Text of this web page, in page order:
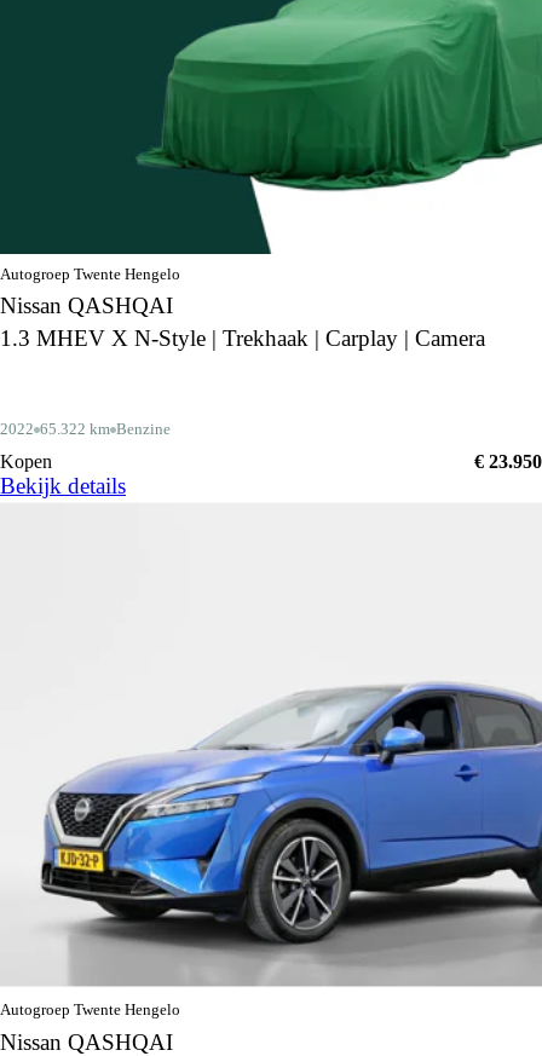
Autogroep Twente Hengelo
Nissan QASHQAI
1.3 MHEV X N-Style | Trekhaak | Carplay | Camera
2022 65.322 km Benzine
Kopen € 23.950
Bekijk details
Autogroep Twente Hengelo
Nissan QASHQAI